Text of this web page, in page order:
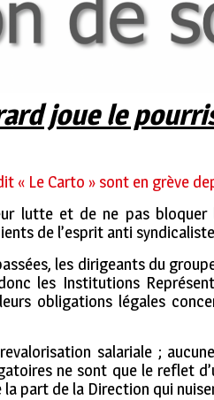
joue le
« Le Carto » sont en grève
lutte et de ne pas
de l’esprit anti
les dirigeants du
les Institutions
obligations légales
salariale ;
ne sont que le reflet
part de la Direction qui